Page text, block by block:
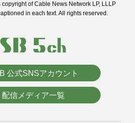
of Cable News Network LP, LLLP
in each text. All rights reserved.
公式SNSアカウント
配信メディア一覧